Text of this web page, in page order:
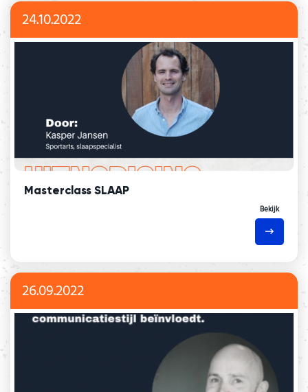
24.10.2022
Masterclass SLAAP
Bekijk
26.09.2022